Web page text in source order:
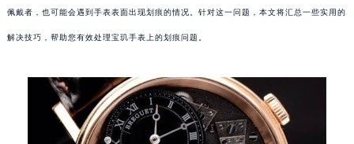
佩戴者，也可能会遇到手表表面出现划痕的情况。针对这一问题，本文将汇总一些实用的
解决技巧，帮助您有效处理宝玑手表上的划痕问题。